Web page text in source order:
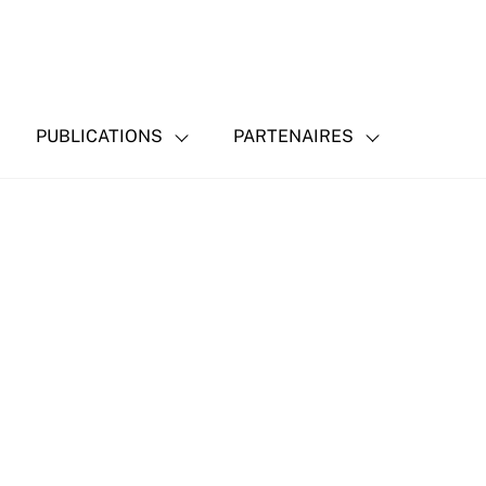
PUBLICATIONS PARTENAIRES